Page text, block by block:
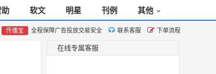
助 软文 明星 刊例 其他
传播宝 全程保障广告投放交易安全 联系客服 下单流程
在线专属客服